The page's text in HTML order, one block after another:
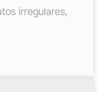
irregulares,